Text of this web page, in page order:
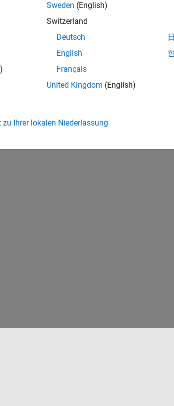
Sweden (English)
Switzerland
Deutsch
English
Français
United Kingdom (English)
zu Ihrer lokalen Niederlassung